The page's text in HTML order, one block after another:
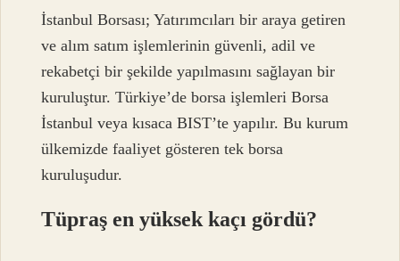
İstanbul Borsası; Yatırımcıları bir araya getiren
ve alım satım işlemlerinin güvenli, adil ve
rekabetçi bir şekilde yapılmasını sağlayan bir
kuruluştur. Türkiye’de borsa işlemleri Borsa
İstanbul veya kısaca BIST’te yapılır. Bu kurum
ülkemizde faaliyet gösteren tek borsa
kuruluşudur.
Tüpraş en yüksek kaçı gördü?